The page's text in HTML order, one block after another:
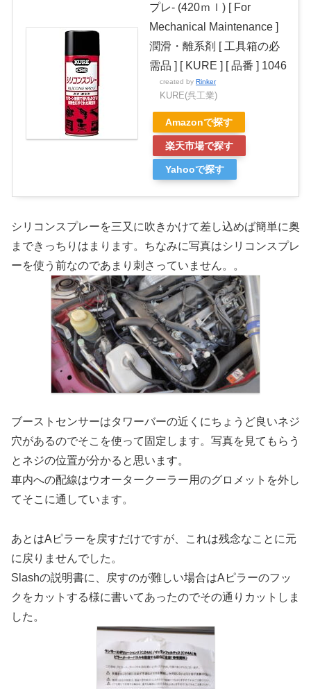
プレ- (420ｍｌ) [ For
Mechanical Maintenance ]
潤滑・離系剤 [ 工具箱の必
需品 ] [ KURE ] [ 品番 ] 1046
created by Rinker
KURE(呉工業)
Amazonで探す
楽天市場で探す
Yahooで探す
シリコンスプレーを三又に吹きかけて差し込めば簡単に奥
まできっちりはまります。ちなみに写真はシリコンスプレ
ーを使う前なのであまり刺さっていません。。
ブーストセンサーはタワーバーの近くにちょうど良いネジ
穴があるのでそこを使って固定します。写真を見てもらう
とネジの位置が分かると思います。
車内への配線はウオータークーラー用のグロメットを外し
てそこに通しています。
あとはAピラーを戻すだけですが、これは残念なことに元
に戻りませんでした。
Slashの説明書に、戻すのが難しい場合はAピラーのフッ
クをカットする様に書いてあったのでその通りカットしま
した。